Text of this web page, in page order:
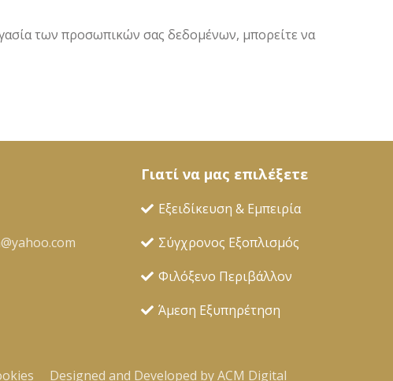
των προσωπικών σας δεδομένων, μπορείτε να
Γιατί να μας επιλέξετε
Εξειδίκευση & Εμπειρία
Σύγχρονος Εξοπλισμός
Φιλόξενο Περιβάλλον
Άμεση Εξυπηρέτηση
Designed and Developed by ACM Digital